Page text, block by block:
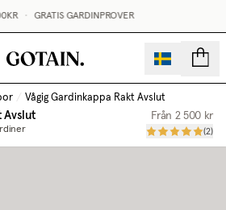
• GRATIS GARDINPROVER
/ Vågig Gardinkappa Rakt Avslut
Avslut Från 2 500 kr
(2)